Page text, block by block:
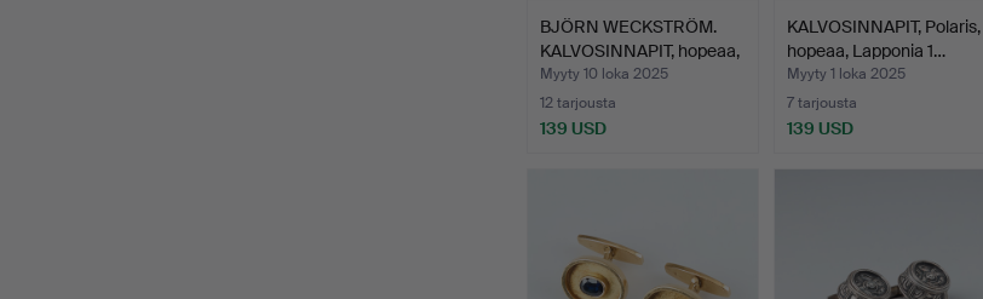
BJÖRN WECKSTRÖM.
KALVOSINNAPIT, hopeaa,
La…
Myyty 10 loka 2025
12 tarjousta
139 USD
KALVOSINNAPIT, Polaris,
hopeaa, Lapponia 1…
Myyty 1 loka 2025
7 tarjousta
139 USD